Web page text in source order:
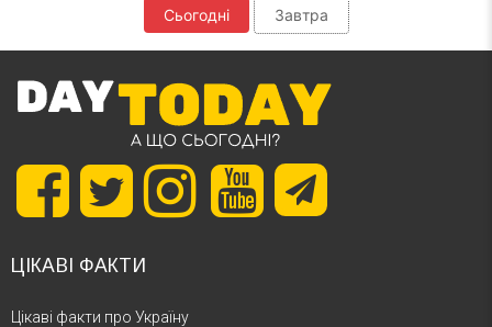
Сьогодні Завтра
ЦІКАВІ ФАКТИ
Цікаві факти про Україну